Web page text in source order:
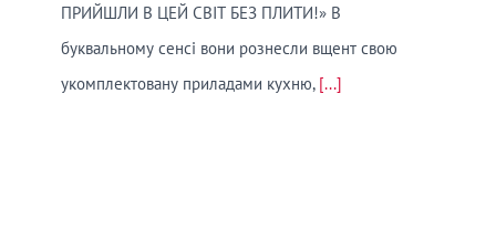
ПРИЙШЛИ В ЦЕЙ СВІТ БЕЗ ПЛИТИ!» В
буквальному сенсі вони рознесли вщент свою
укомплектовану приладами кухню, [...]